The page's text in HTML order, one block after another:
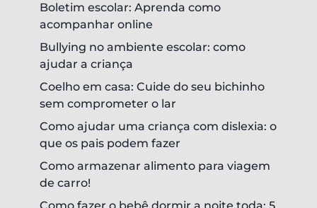
Boletim escolar: Aprenda como
acompanhar online
Bullying no ambiente escolar: como
ajudar a criança
Coelho em casa: Cuide do seu bichinho
sem comprometer o lar
Como ajudar uma criança com dislexia: o
que os pais podem fazer
Como armazenar alimento para viagem
de carro!